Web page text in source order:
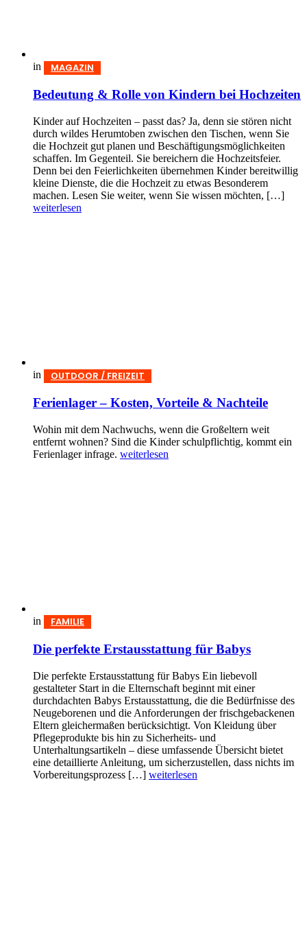
in MAGAZIN
Bedeutung & Rolle von Kindern bei Hochzeiten
Kinder auf Hochzeiten – passt das? Ja, denn sie stören nicht
durch wildes Herumtoben zwischen den Tischen, wenn Sie
die Hochzeit gut planen und Beschäftigungsmöglichkeiten
schaffen. Im Gegenteil. Sie bereichern die Hochzeitsfeier.
Denn bei den Feierlichkeiten übernehmen Kinder bereitwillig
kleine Dienste, die die Hochzeit zu etwas Besonderem
machen. Lesen Sie weiter, wenn Sie wissen möchten, […]
weiterlesen
in OUTDOOR / FREIZEIT
Ferienlager – Kosten, Vorteile & Nachteile
Wohin mit dem Nachwuchs, wenn die Großeltern weit
entfernt wohnen? Sind die Kinder schulpflichtig, kommt ein
Ferienlager infrage. weiterlesen
in FAMILIE
Die perfekte Erstausstattung für Babys
Die perfekte Erstausstattung für Babys Ein liebevoll
gestalteter Start in die Elternschaft beginnt mit einer
durchdachten Babys Erst­aus­stattung, die die Bedürfnisse des
Neugeborenen und die Anforderungen der frischgebackenen
Eltern gleichermaßen berücksichtigt. Von Kleidung über
Pflegeprodukte bis hin zu Sicherheits- und
Unterhaltungsartikeln – diese umfassende Übersicht bietet
eine detaillierte Anleitung, um sicherzustellen, dass nichts im
Vorbereitungsprozess […] weiterlesen